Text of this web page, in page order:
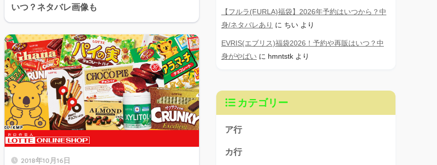
いつ？ネタバレ画像も
2018年10月16日
【フルラ(FURLA)福袋】2026年予約はいつから？中
身/ネタバレあり に ちい より
EVRIS(エブリス)福袋2026！予約や再販はいつ？中
身がやばい に hmntstk より
カテゴリー
ア行
カ行